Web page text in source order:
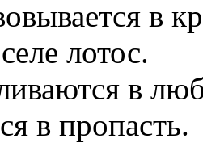
в
лотос.
в
в пропасть.